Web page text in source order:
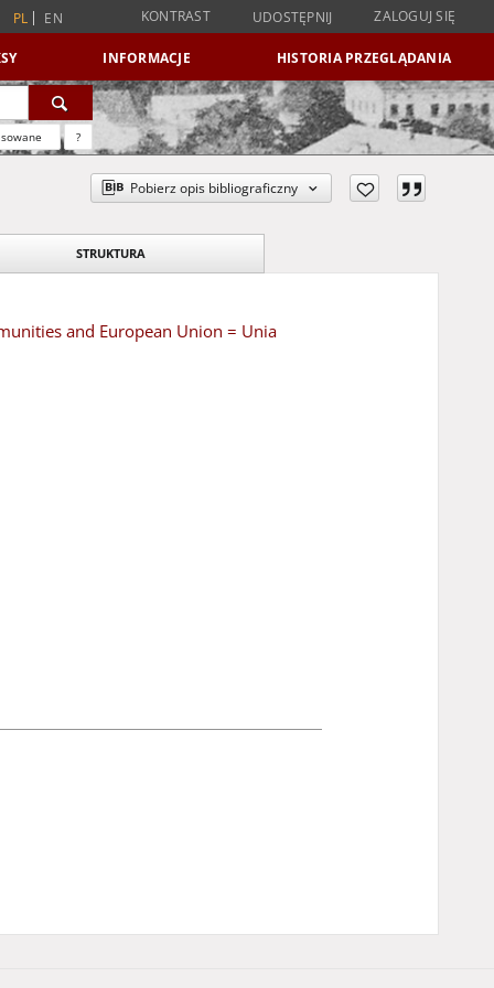
PL EN KONTRAST UDOSTĘPNIJ ZALOGUJ SIĘ
INFORMACJE HISTORIA PRZEGLĄDANIA
?
Pobierz opis bibliograficzny
STRUKTURA
and European Union = Unia